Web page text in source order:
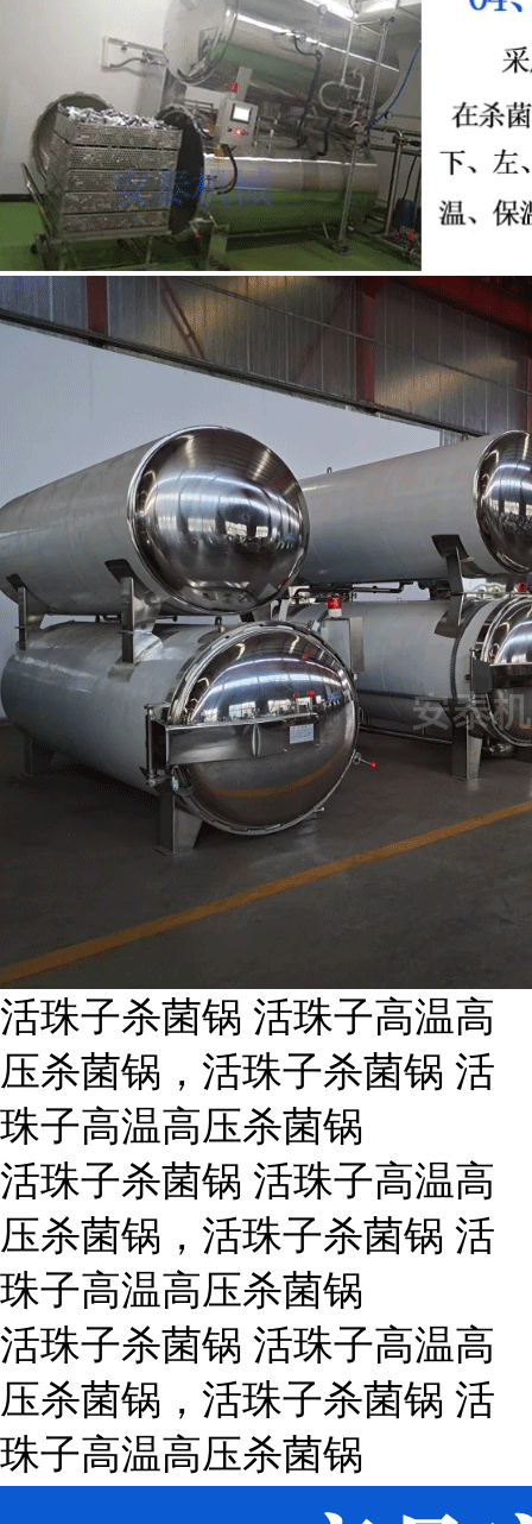
活珠子杀菌锅 活珠子高温高
压杀菌锅，活珠子杀菌锅 活
珠子高温高压杀菌锅
活珠子杀菌锅 活珠子高温高
压杀菌锅，活珠子杀菌锅 活
珠子高温高压杀菌锅
活珠子杀菌锅 活珠子高温高
压杀菌锅，活珠子杀菌锅 活
珠子高温高压杀菌锅